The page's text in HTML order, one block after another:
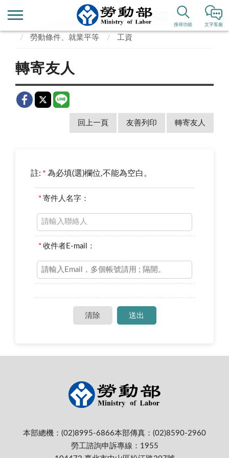
文字客服
搜尋功能
便民服務
常見問答
勞動條件、就業平等
工資
轉寄友人
回上一頁 友善列印 轉寄友人
註: * 為必填(選)欄位,不能為空白。
* 寄件人名字：
* 收件者E-mail：
本部總機：(02)8995-6866本部傳真：(02)8590-2960
勞工諮詢申訴專線：1955